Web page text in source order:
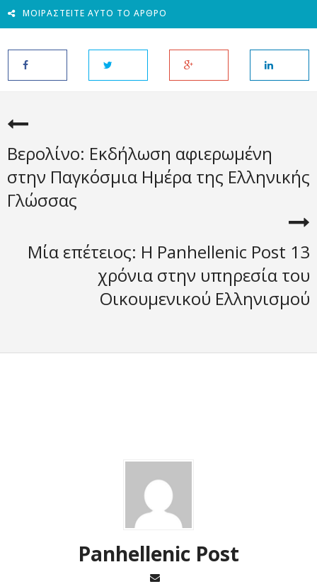
ΜΟΙΡΑΣΤΕΊΤΕ ΑΥΤΌ ΤΟ ΆΡΘΡΟ
Βερολίνο: Εκδήλωση αφιερωμένη
στην Παγκόσμια Ημέρα της Ελληνικής
Γλώσσας
Μία επέτειος: Η Panhellenic Post 13
χρόνια στην υπηρεσία του
Οικουμενικού Ελληνισμού
Panhellenic Post